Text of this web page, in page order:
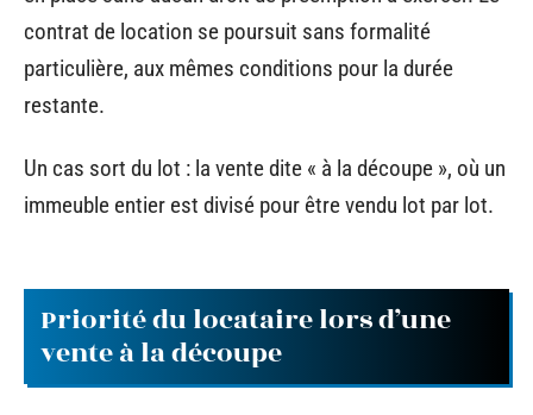
contrat de location se poursuit sans formalité
particulière, aux mêmes conditions pour la durée
restante.
Un cas sort du lot : la vente dite « à la découpe », où un
immeuble entier est divisé pour être vendu lot par lot.
Priorité du locataire lors d’une
vente à la découpe